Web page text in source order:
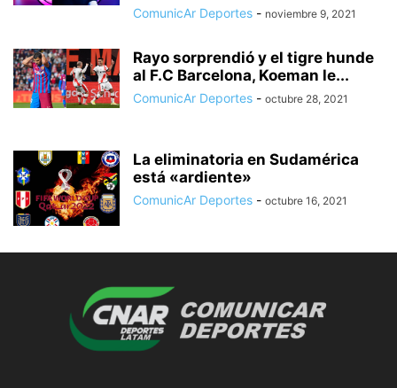
ComunicAr Deportes - noviembre 9, 2021
Rayo sorprendió y el tigre hunde
al F.C Barcelona, Koeman le...
ComunicAr Deportes - octubre 28, 2021
La eliminatoria en Sudamérica
está «ardiente»
ComunicAr Deportes - octubre 16, 2021